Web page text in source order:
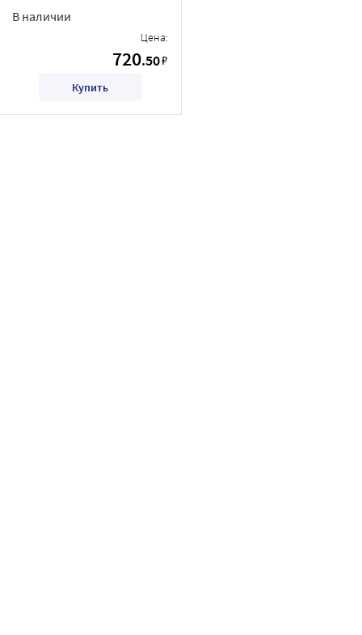
В наличии
Цена:
720.50₽
Купить